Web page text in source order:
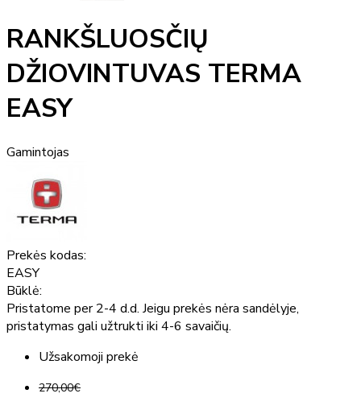
RANKŠLUOSČIŲ
DŽIOVINTUVAS TERMA
EASY
Gamintojas
Prekės kodas:
EASY
Būklė:
Pristatome per 2-4 d.d. Jeigu prekės nėra sandėlyje,
pristatymas gali užtrukti iki 4-6 savaičių.
Užsakomoji prekė
270,00€